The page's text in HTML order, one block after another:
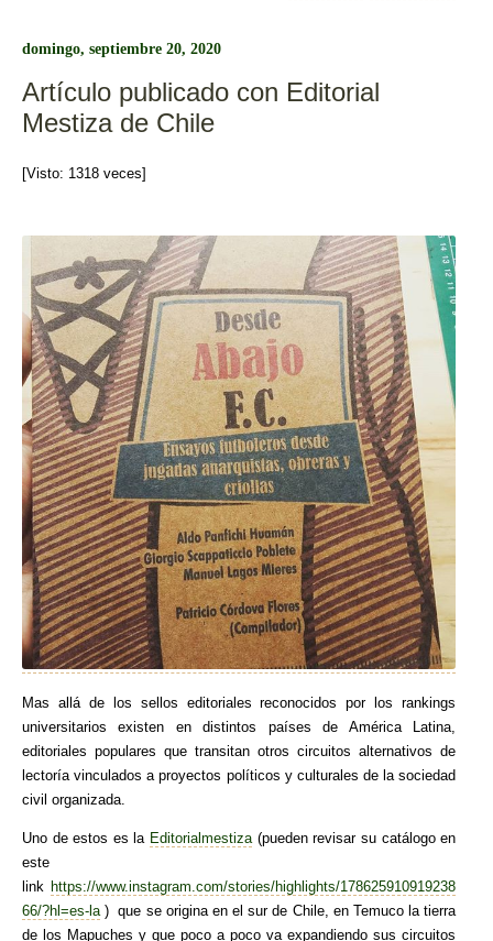
b
o
o
k
ar
tir
domingo, septiembre 20, 2020
Artículo publicado con Editorial
Mestiza de Chile
[Visto: 1318 veces]
Mas allá de los sellos editoriales reconocidos por los rankings
universitarios existen en distintos países de América Latina,
editoriales populares que transitan otros circuitos alternativos de
lectoría vinculados a proyectos políticos y culturales de la sociedad
civil organizada.
Uno de estos es la Editorialmestiza (pueden revisar su catálogo en
este
link https://www.instagram.com/stories/highlights/178625910919238
66/?hl=es-la ) que se origina en el sur de Chile, en Temuco la tierra
de los Mapuches y que poco a poco va expandiendo sus circuitos